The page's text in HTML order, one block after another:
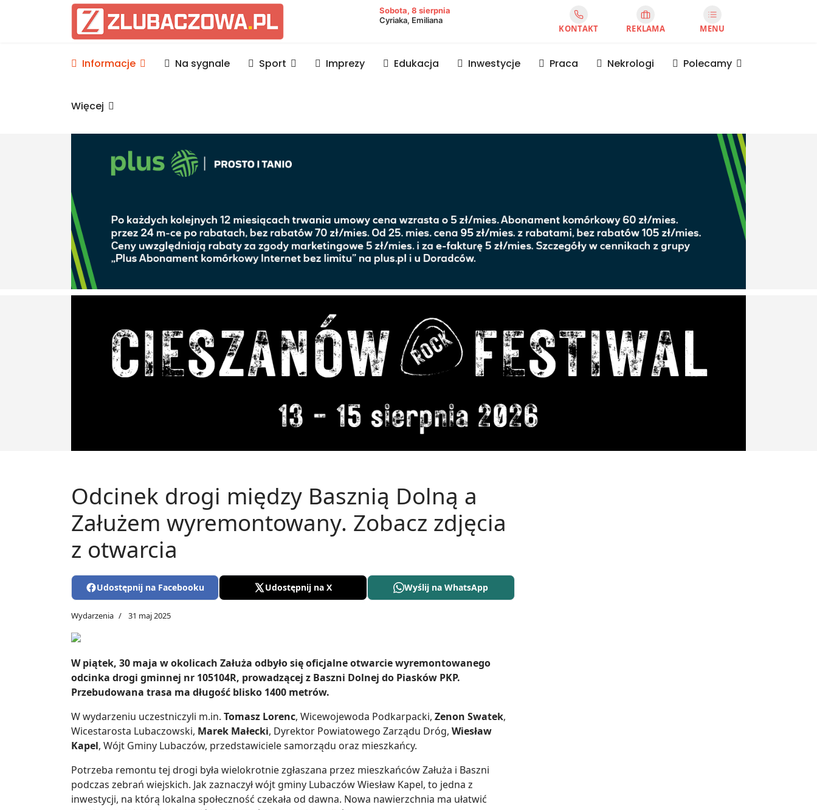
Informacje Lubaczów, powiat lubaczowski
Sobota, 8 sierpnia
Cyriaka, Emiliana
KONTAKT REKLAMA MENU
Informacje Na sygnale Sport Imprezy Edukacja Inwestycje Praca Nekrologi Polecamy
Więcej
Odcinek drogi między Basznią Dolną a
Załużem wyremontowany. Zobacz zdjęcia
z otwarcia
Udostępnij na Facebooku Udostępnij na X Wyślij na WhatsApp
Wydarzenia 31 maj 2025
W piątek, 30 maja w okolicach Załuża odbyło się oficjalne otwarcie wyremontowanego
odcinka drogi gminnej nr 105104R, prowadzącej z Baszni Dolnej do Piasków PKP.
Przebudowana trasa ma długość blisko 1400 metrów.
W wydarzeniu uczestniczyli m.in. Tomasz Lorenc, Wicewojewoda Podkarpacki, Zenon Swatek,
Wicestarosta Lubaczowski, Marek Małecki, Dyrektor Powiatowego Zarządu Dróg, Wiesław
Kapel, Wójt Gminy Lubaczów, przedstawiciele samorządu oraz mieszkańcy.
Potrzeba remontu tej drogi była wielokrotnie zgłaszana przez mieszkańców Załuża i Baszni
podczas zebrań wiejskich. Jak zaznaczył wójt gminy Lubaczów Wiesław Kapel, to jedna z
inwestycji, na którą lokalna społeczność czekała od dawna. Nowa nawierzchnia ma ułatwić